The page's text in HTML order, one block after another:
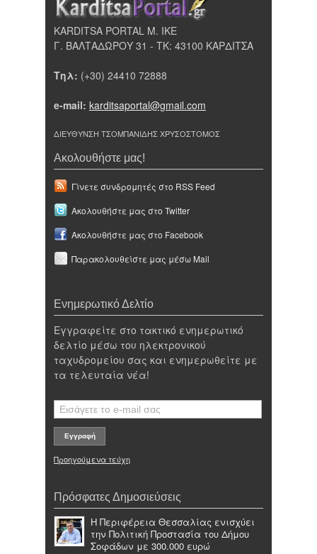
KARDITSA PORTAL Μ. ΙΚΕ
Γ. ΒΑΛΤΑΔΩΡΟΥ 31 - ΤΚ: 43100 ΚΑΡΔΙΤΣΑ
Τηλ: (+30) 24410 72888
e-mail: karditsaportal@gmail.com
ΔΙΕΥΘΥΝΣΗ ΤΣΟΜΠΑΝΙΔΗΣ ΧΡΥΣΟΣΤΟΜΟΣ
Ακολουθήστε μας!
Γίνετε συνδρομητές στο RSS Feed
Ακολουθήστε μας στο Twitter
Ακολουθήστε μας στο Facebook
Παρακολουθείστε μας μέσω Mail
Ενημερωτικό Δελτίο
Εγγραφείτε στο τακτικό ενημερωτικό
δελτίο μέσω του ηλεκτρονικού
ταχυδρομείου σας και ενημερωθείτε με
τα τελευταία νέα!
Προηγούμενα τεύχη
Πρόσφατες Δημοσιεύσεις
Η Περιφέρεια Θεσσαλίας ενισχύει
την Πολιτική Προστασία του Δήμου
Σοφάδων με 300.000 ευρώ